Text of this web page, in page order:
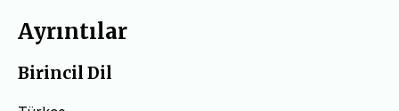
Ayrıntılar
Birincil Dil